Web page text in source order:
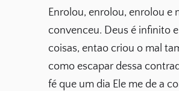
Enrolou, enrolou, enrolou e
convenceu. Deus é infinito
coisas, entao criou o mal
como escapar dessa
fé que um dia Ele me de a